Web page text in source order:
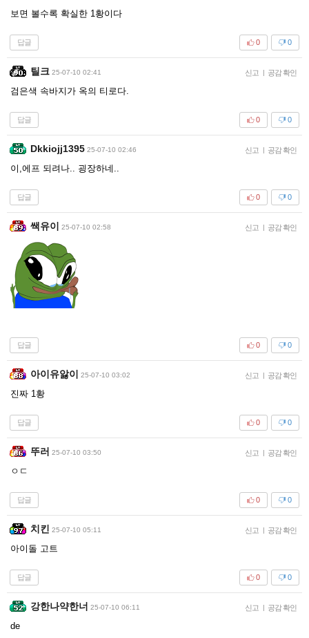
보면 볼수록 확실한 1황이다
답글 0
0
틸크 25-07-10 02:41 신고 | 공감 확인
검은색 속바지가 옥의 티로다.
답글 0
0
Dkkiojj1395 25-07-10 02:46 신고 | 공감 확인
이,에프 되려나.. 굉장하네..
답글 0
0
쌕유이 25-07-10 02:58 신고 | 공감 확인
답글 0
0
아이유앓이 25-07-10 03:02 신고 | 공감 확인
진짜 1황
답글 0
0
뚜러 25-07-10 03:50 신고 | 공감 확인
ㅇㄷ
답글 0
0
치킨 25-07-10 05:11 신고 | 공감 확인
아이돌 고트
답글 0
0
강한나약한너 25-07-10 06:11 신고 | 공감 확인
de